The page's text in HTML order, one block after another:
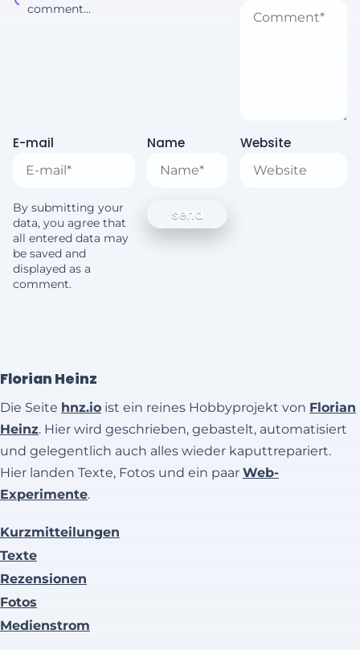
comment...
E-mail Name Website
By submitting your
data, you agree that
all entered data may
be saved and
displayed as a
comment.
Florian Heinz
Die Seite hnz.io ist ein reines Hobbyprojekt von Florian
Heinz. Hier wird geschrieben, gebastelt, automatisiert
und gelegentlich auch alles wieder kaputtrepariert.
Hier landen Texte, Fotos und ein paar Web-
Experimente.
Kurzmitteilungen
Texte
Rezensionen
Fotos
Medienstrom